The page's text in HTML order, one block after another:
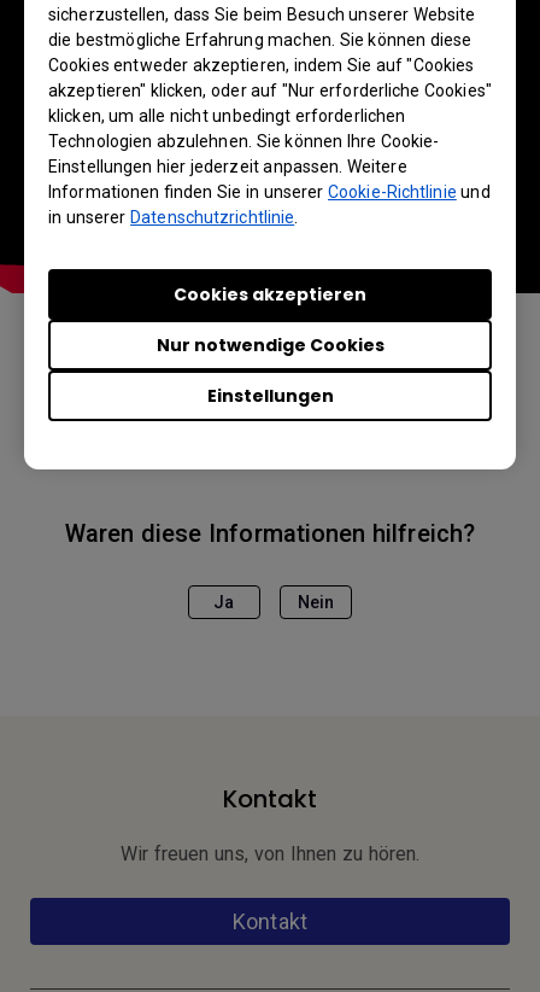
sicherzustellen, dass Sie beim Besuch unserer Website
die bestmögliche Erfahrung machen. Sie können diese
Cookies entweder akzeptieren, indem Sie auf "Cookies
akzeptieren" klicken, oder auf "Nur erforderliche Cookies"
klicken, um alle nicht unbedingt erforderlichen
Technologien abzulehnen. Sie können Ihre Cookie-
Einstellungen hier jederzeit anpassen. Weitere
Informationen finden Sie in unsererCookie-Richtlinie und
in unsererDatenschutzrichtlinie
Einstellungen
Nur notwendige Cookies
Cookies akzeptieren
Anwendbare Modelle
EH600, EW800ST
Waren diese Informationen hilfreich?
Ja Nein
Kontakt
Wir freuen uns, von Ihnen zu hören.
Kontakt